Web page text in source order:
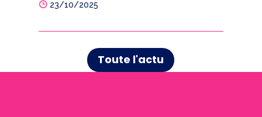
23/10/2025
Toute l'actu